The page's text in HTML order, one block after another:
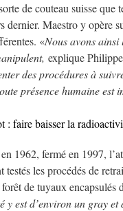
de couteau suisse
dernier. Maestro y opère
«Nous avons ainsi
explique
des procédures à
présence humaine est
faire baisser la
1962, fermé en 1997,
testés les procédés de
de tuyaux
y est d’environ un gray